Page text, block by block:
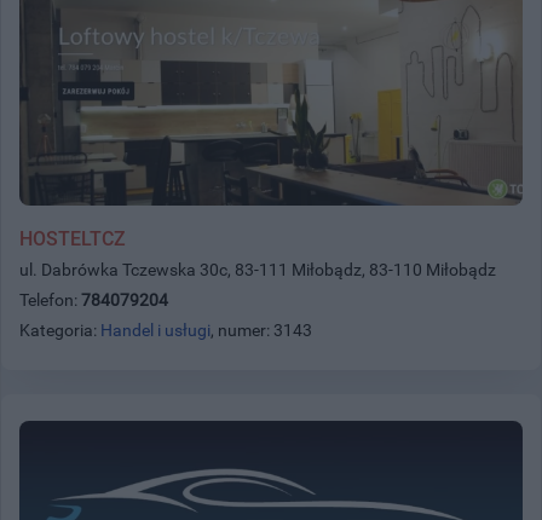
HOSTELTCZ
ul. Dabrówka Tczewska 30c, 83-111 Miłobądz, 83-110 Miłobądz
Telefon: 784079204
Kategoria: Handel i usługi, numer: 3143